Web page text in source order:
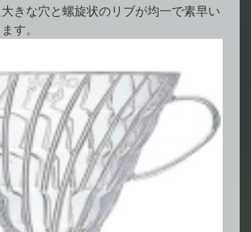
きな穴と螺旋状のリブが均一で素早い
す。